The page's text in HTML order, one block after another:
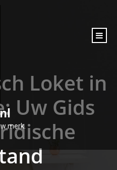
merk.
Loket in
Uw Gids